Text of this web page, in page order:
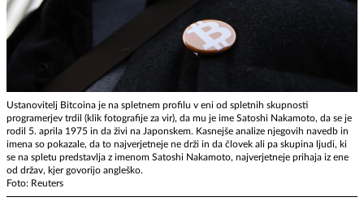
Ustanovitelj Bitcoina je na spletnem profilu v eni od spletnih skupnosti
programerjev trdil (klik fotografije za vir), da mu je ime Satoshi Nakamoto, da se je
rodil 5. aprila 1975 in da živi na Japonskem. Kasnejše analize njegovih navedb in
imena so pokazale, da to najverjetneje ne drži in da človek ali pa skupina ljudi, ki
se na spletu predstavlja z imenom Satoshi Nakamoto, najverjetneje prihaja iz ene
od držav, kjer govorijo angleško.
Foto: Reuters